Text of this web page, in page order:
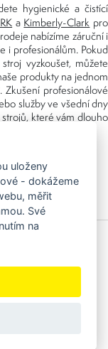
hygienické a čistící
a Kimberly-Clark pro
nabízíme záruční i
i profesionálům. Pokud
vyzkoušet, můžete
produkty na jednom
Zkušení profesionálové
služby ve všední dny
které vám dlouho
uloženy
- dokážeme
měřit
Své
na